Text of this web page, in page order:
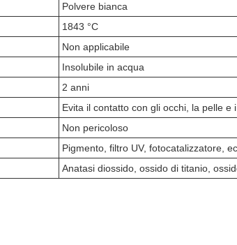
Polvere bianca
1843 °C
Non applicabile
Insolubile in acqua
2 anni
Evita il contatto con gli occhi, la pelle e
Non pericoloso
Pigmento, filtro UV, fotocatalizzatore,
Anatasi diossido, ossido di titanio,